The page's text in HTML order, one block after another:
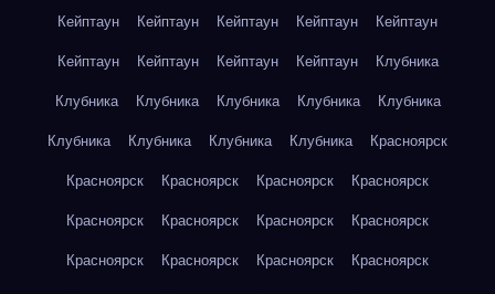
Кейптаун
Кейптаун Кейптаун Кейптаун
Кейптаун
Кейптаун
Кейптаун Кейптаун Кейптаун
Клубника
Клубника
Клубника Клубника Клубника
Клубника
Клубника
Клубника Клубника Клубника
Красноярск
Красноярск
Красноярск Красноярск
Красноярск
Красноярск
Красноярск Красноярск
Красноярск
Красноярск
Красноярск Красноярск
Красноярск